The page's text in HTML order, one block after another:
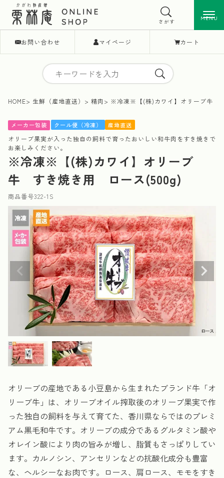
お問い合わせ マイページ カート
MENU
さがす MENU
HOME 生鮮（産地直送） 精肉 ※冷凍※【(株)カワイ】オリーブ牛
メーカー包装 クール便（冷凍） 産地直送
オリーブ果実が入った独自の飼料で育ったおいしい和牛肉をすき焼きで
お楽しみください。
※冷凍※【(株)カワイ】オリーブ
牛 すき焼き用 ロース(500g)
商品番号322-1S
オリーブの産地である小豆島から生まれたブランド牛「オ
リーブ牛」は、オリーブオイル搾取後のオリーブ果実で作
った独自の飼料を与えて育てた、香川県ならではのプレミ
アム黒毛和牛です。オリーブの成分であるグルタミン酸や
オレイン酸により肉の旨みが増し、脂質もさっぱりしてい
ます。カルノシン、アンセリンなどの抗酸化成分も豊富
な、ヘルシーなお肉です。ロース、肩ロース、モモをすき